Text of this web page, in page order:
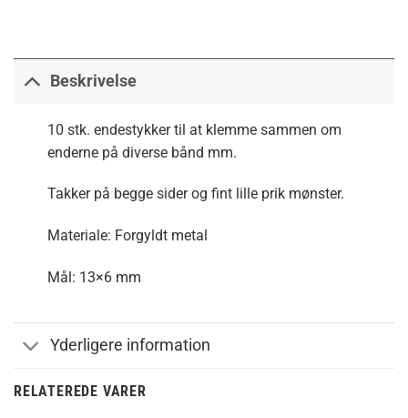
Beskrivelse
10 stk. endestykker til at klemme sammen om
enderne på diverse bånd mm.
Takker på begge sider og fint lille prik mønster.
Materiale: Forgyldt metal
Mål: 13×6 mm
Yderligere information
RELATEREDE VARER